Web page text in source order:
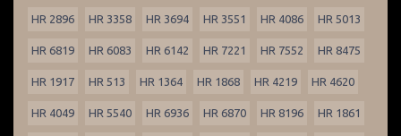
HR 2896 HR 3358 HR 3694 HR 3551 HR 4086 HR 5013
HR 6819 HR 6083 HR 6142 HR 7221 HR 7552 HR 8475
HR 1917 HR 513 HR 1364 HR 1868 HR 4219 HR 4620
HR 4049 HR 5540 HR 6936 HR 6870 HR 8196 HR 1861